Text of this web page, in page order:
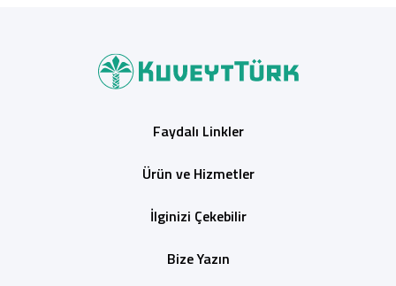
Faydalı Linkler
Ürün ve Hizmetler
İlginizi Çekebilir
Bize Yazın